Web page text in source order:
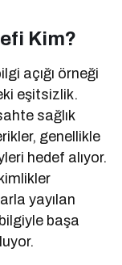
Kim?
açığı örneği
eşitsizlik.
sağlık
genellikle
hedef alıyor.
yayılan
başa